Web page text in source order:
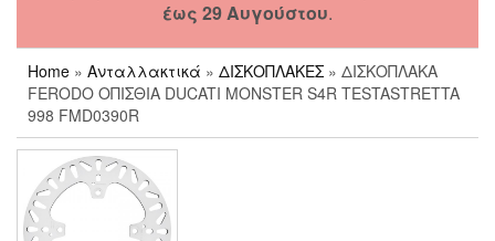
έως 29 Αυγούστου.
Home » Ανταλλακτικά » ΔΙΣΚΟΠΛΑΚΕΣ » ΔΙΣΚΟΠΛΑΚΑ
FERODO ΟΠΙΣΘΙΑ DUCATI MONSTER S4R TESTASTRETTA
998 FMD0390R